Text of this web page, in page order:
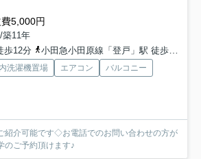
5,000円
築11年
歩12分
小田急小田原線「登戸」駅 徒歩10分
洗濯機置場 エアコン
バルコニー
紹介可能です◇お電話でのお問い合わせの方が
のご予約頂けます♪